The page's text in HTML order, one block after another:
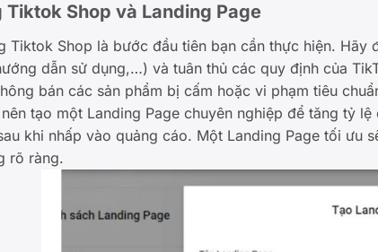
Tiktok Shop và Landing Page
Tiktok Shop là bước đầu tiên bạn cần thực hiện.
dẫn sử dụng,…) và tuân thủ các quy định của
bán các sản phẩm bị cấm hoặc vi phạm tiêu
tạo một Landing Page chuyên nghiệp để tăng tỷ
khi nhấp vào quảng cáo. Một Landing Page tối ưu
rõ ràng.